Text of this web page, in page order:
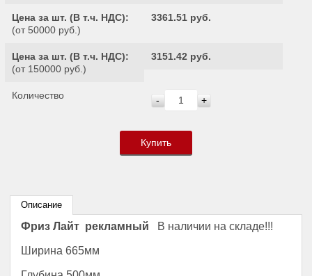
Цена за шт. (В т.ч. НДС):
(от 50000 руб.)
3361.51 руб.
Цена за шт. (В т.ч. НДС):
(от 150000 руб.)
3151.42 руб.
Количество - +
Купить
Описание
Фриз Лайт рекламный В наличии на складе!!!
Ширина 665мм